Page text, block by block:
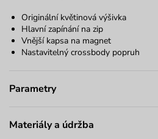
Originální květinová výšivka
Hlavní zapínání na zip
Vnější kapsa na magnet
Nastavitelný crossbody popruh
Parametry
Materiály a údržba